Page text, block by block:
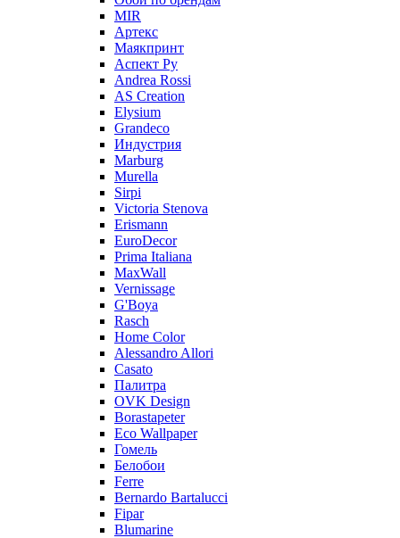
MIR
Артекс
Маякпринт
Аспект Ру
Andrea Rossi
AS Creation
Elysium
Grandeco
Индустрия
Marburg
Murella
Sirpi
Victoria Stenova
Erismann
EuroDecor
Prima Italiana
MaxWall
Vernissage
G'Boya
Rasch
Home Color
Alessandro Allori
Casato
Палитра
OVK Design
Borastapeter
Eco Wallpaper
Гомель
Белобои
Ferre
Bernardo Bartalucci
Fipar
Blumarine